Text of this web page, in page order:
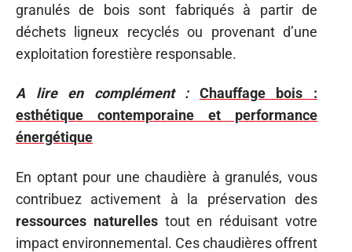
granulés de bois sont fabriqués à partir de
déchets ligneux recyclés ou provenant d’une
exploitation forestière responsable.
A lire en complément :
Chauffage bois :
esthétique contemporaine et performance
énergétique
En optant pour une chaudière à granulés, vous
contribuez activement à la préservation des
ressources naturellestout en réduisant votre
impact environnemental. Ces chaudières offrent